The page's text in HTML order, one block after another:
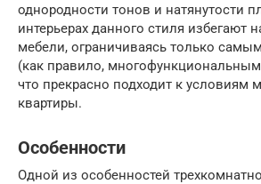
однородности тонов и натянутости
интерьерах данного стиля избегают
мебели, ограничиваясь только
(как правило,
что прекрасно подходит к условиям
квартиры.
Особенности
Одной из особенностей